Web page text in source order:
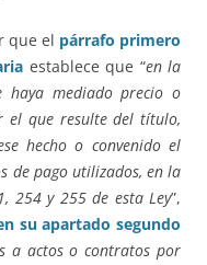
que el párrafo primero
establece que “en la
haya mediado precio o
el que resulte del título,
hecho o convenido el
de pago utilizados, en la
254 y 255 de esta Ley”,
su apartado segundo
a actos o contratos por